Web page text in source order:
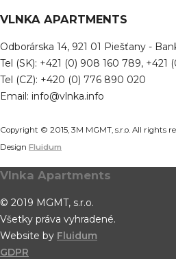
VLNKA APARTMENTS
Odborárska 14, 921 01 Piešťany -
Tel (SK): +421 (0) 908 160 789, +421
Tel (CZ): +420 (0) 776 890 020
Email: info@vlnka.info
Copyright © 2015, 3M MGMT, s.r.o. All rights
Design Fluidum
Vlnka Apartments
© 2019 MGMT, s.r.o.
Všetky práva vyhradené.
Website by Fluidum
GDPR